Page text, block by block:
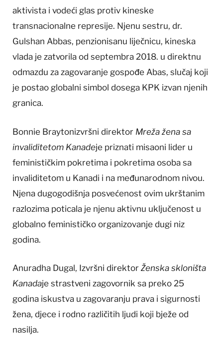
aktivista i vodeći glas protiv kineske
transnacionalne represije. Njenu sestru, dr.
Gulshan Abbas, penzionisanu liječnicu, kineska
vlada je zatvorila od septembra 2018. u direktnu
odmazdu za zagovaranje gospođe Abas, slučaj koji
je postao globalni simbol dosega KPK izvan njenih
granica.
Bonnie Braytonizvršni direktor Mreža žena sa
invaliditetom Kanadeje priznati misaoni lider u
feminističkim pokretima i pokretima osoba sa
invaliditetom u Kanadi i na međunarodnom nivou.
Njena dugogodišnja posvećenost ovim ukrštanim
razlozima poticala je njenu aktivnu uključenost u
globalno feminističko organizovanje dugi niz
godina.
Anuradha Dugal, Izvršni direktor Ženska skloništa
Kanadaje strastveni zagovornik sa preko 25
godina iskustva u zagovaranju prava i sigurnosti
žena, djece i rodno različitih ljudi koji bježe od
nasilja.